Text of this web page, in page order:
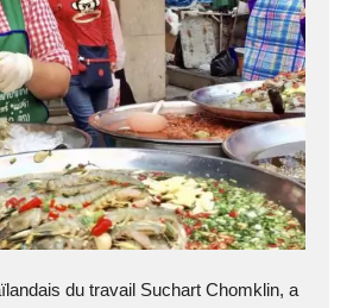
du travail Suchart Chomklin, a